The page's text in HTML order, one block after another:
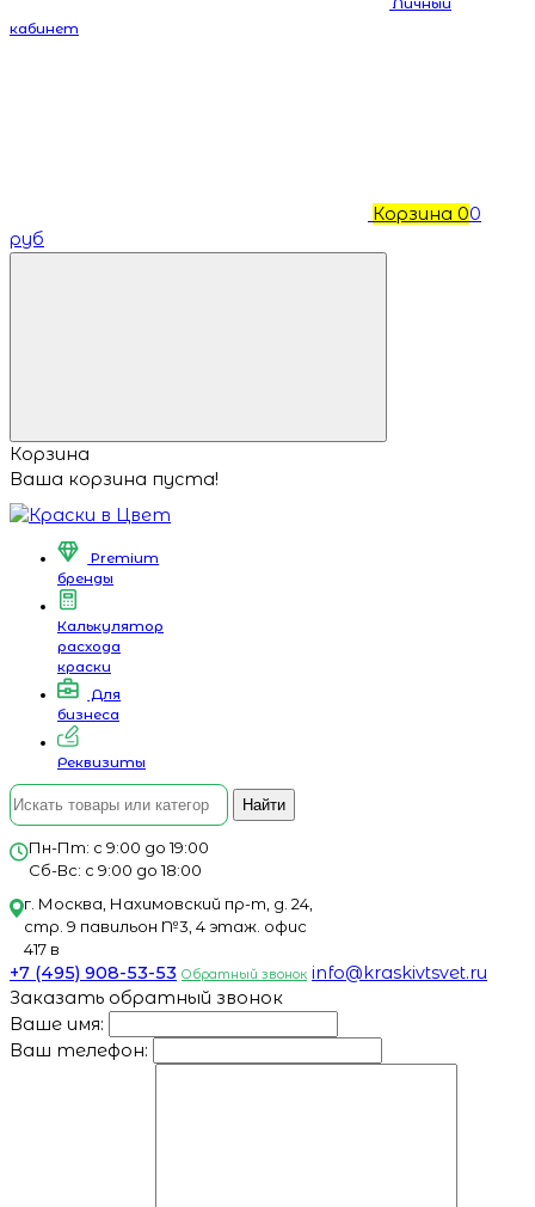
кабинет
Корзина 00
руб
Корзина
Ваша корзина пуста!
Premium
бренды
Калькулятор
расхода
краски
Для
бизнеса
Реквизиты
Найти
Пн-Пт: с 9:00 до 19:00
Сб-Вс: с 9:00 до 18:00
г. Москва, Нахимовский пр-т, д. 24,
стр. 9 павильон №3, 4 этаж. офис
417 в
+7 (495) 908-53-53 Обратный звонок info@kraskivtsvet.ru
Заказать обратный звонок
Ваше имя:
Ваш телефон: